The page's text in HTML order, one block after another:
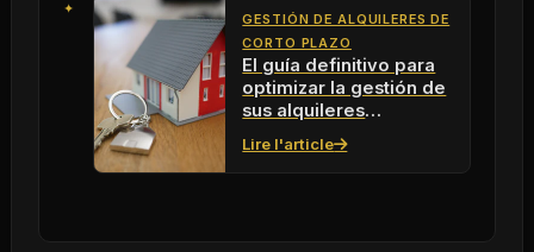
GESTIÓN DE ALQUILERES DE
CORTO PLAZO
El guía definitivo para
optimizar la gestión de
sus alquileres
vacacionales
Lire l'article